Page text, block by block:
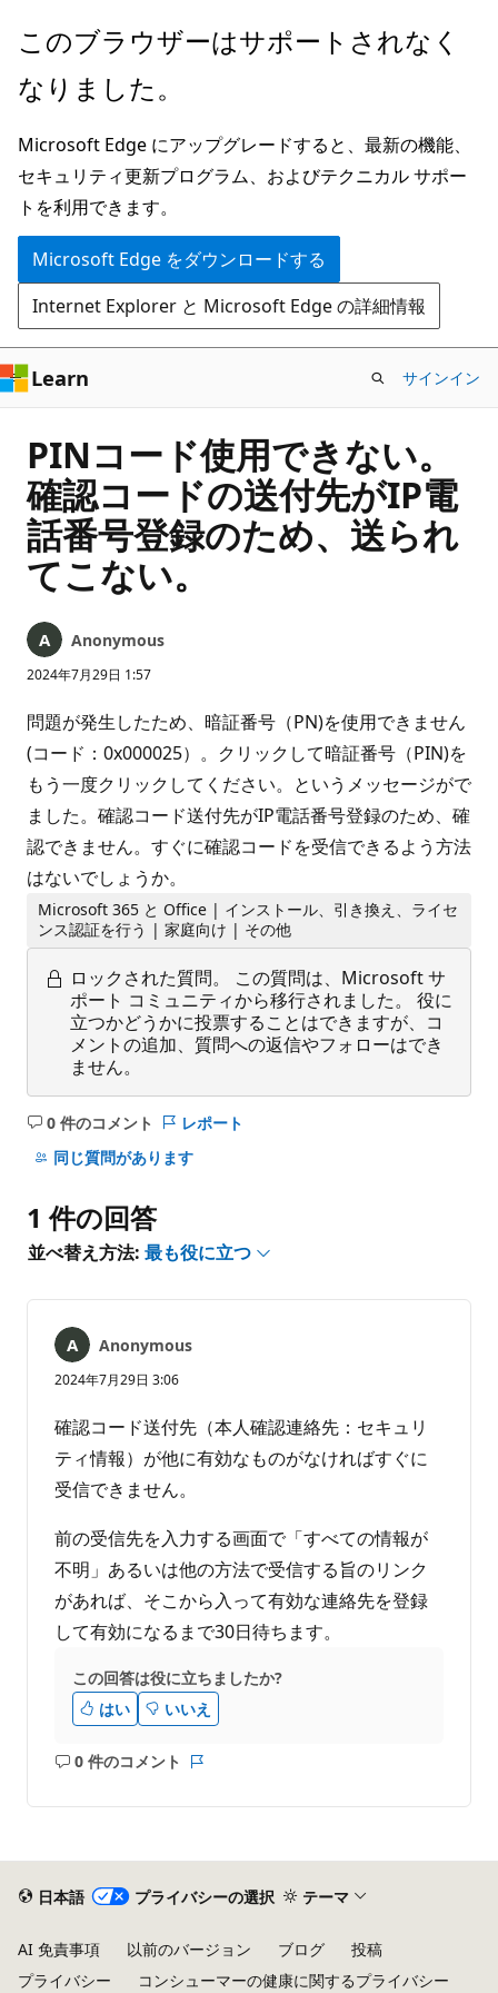
メ
ン
ン
テ
ン
ツ
に
ス
キ
ッ
プ
このブラウザーはサポートされなく
なりました。
Microsoft Edge にアップグレードすると、最新の機能、
セキュリティ更新プログラム、およびテクニカル サポー
トを利用できます。
Microsoft Edge をダウンロードする
Internet Explorer と Microsoft Edge の詳細情報
Learn サインイン
PINコード使用できない。
確認コードの送付先がIP電
話番号登録のため、送られ
てこない。
Anonymous
2024年7月29日 1:57
問題が発生したため、暗証番号（PN)を使用できません
(コード：0x000025）。クリックして暗証番号（PIN)を
もう一度クリックしてください。というメッセージがで
ました。確認コード送付先がIP電話番号登録のため、確
認できません。すぐに確認コードを受信できるよう方法
はないでしょうか。
Microsoft 365 と Office | インストール、引き換え、ライセ
ンス認証を行う | 家庭向け | その他
ロックされた質問。
この質問は、Microsoft サ
ポート コミュニティから移行されました。 役に
立つかどうかに投票することはできますが、コ
メントの追加、質問への返信やフォローはでき
ません。
0 件のコメント
コ
メ
は
あ
ま
ん
レポート
同じ質問があります
1 件の回答
並べ替え方法: 最も役に立つ
Anonymous
2024年7月29日 3:06
確認コード送付先（本人確認連絡先：セキュリ
ティ情報）が他に有効なものがなければすぐに
受信できません。
前の受信先を入力する画面で「すべての情報が
不明」あるいは他の方法で受信する旨のリンク
があれば、そこから入って有効な連絡先を登録
して有効になるまで30日待ちます。
この回答は役に立ちましたか?
はい
いいえ
0 件のコメント
コ
は
あ
り
せ
日本語 プライバシーの選択 テーマ
AI 免責事項 以前のバージョン ブログ
投稿
プライバシー
コンシューマーの健康に関するプライバシー